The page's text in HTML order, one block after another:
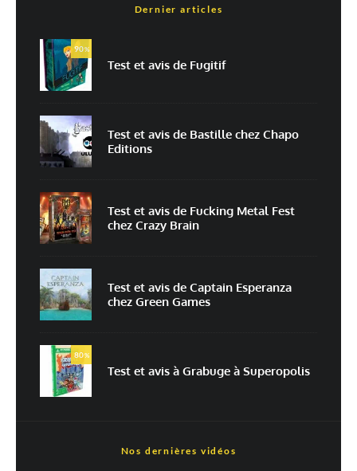
*
Enregistrer mon nom, mon e-mail et mon site dans le navigateur pour
mon prochain commentaire.
Prévenez-moi de tous les nouveaux commentaires par e-mail.
Prévenez-moi de tous les nouveaux articles par e-mail.
traitées
Dernier articles
90%
Test et avis de Fugitif
Test et avis de Bastille chez Chapo
Editions
Test et avis de Fucking Metal Fest
chez Crazy Brain
Test et avis de Captain Esperanza
chez Green Games
80%
Test et avis à Grabuge à Superopolis
Nos dernières vidéos